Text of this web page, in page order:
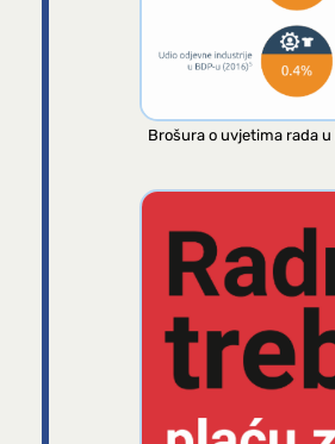
Brošura o uvjetima rada